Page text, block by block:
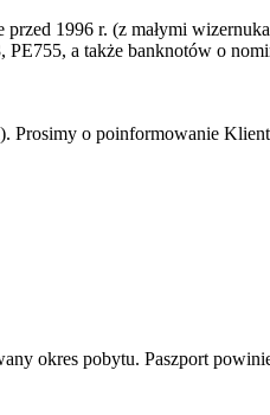
1996 r. (z małymi
a także banknotów o
Prosimy o poinformowanie
okres pobytu. Paszport